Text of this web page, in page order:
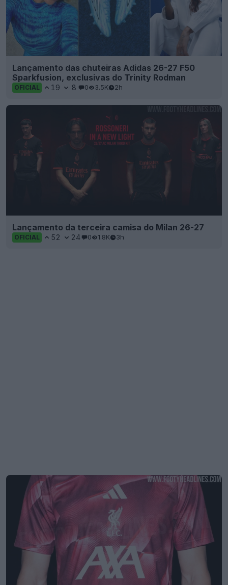
Lançamento das chuteiras Adidas 26-27 F50
Sparkfusion, exclusivas do Trinity Rodman
OFICIAL 19 8 0 3.5K 2h
Lançamento da terceira camisa do Milan 26-27
OFICIAL 52 24 0 1.8K 3h